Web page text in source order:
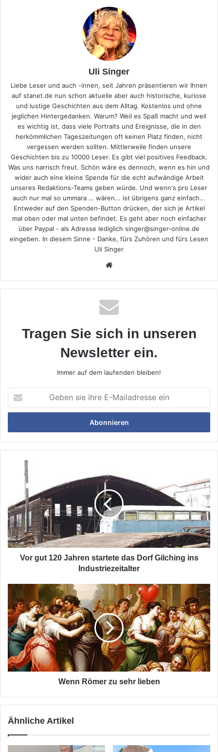
Uli Singer
Liebe Leser und auch -innen, seit Jahren präsentieren wir Ihnen
auf stanet.de nun schon aktuelle aber auch historische, kuriose
und lustige Geschichten aus dem Alltag. Kostenlos und ohne
jeglichen Hintergedanken. Warum? Weil es Spaß macht und weil
es wichtig ist, dass viele Portraits und Ereignisse, die in den
herkömmlichen Tageszeitungen oft keinen Platz finden, nicht
vergessen werden sollten. Mittlerweile finden unsere
Geschichten bis zu 10000 Leser. Es gibt viel positives Feedback.
Was uns narrisch freut. Schön wäre es dennoch, wenn es hin und
wider auch eine kleine Spende für die echt aufwändige Arbeit
unseres Redaktions-Teams geben würde. Und wenn's pro Leser
auch nur mal so ummara … wären... ist übrigens ganz einfach...
Entweder auf den Spenden-Button drücken, der sich je Artikel
mal oben oder mal unten befindet. Es geht aber noch einfacher
über Paypal - als Adresse lediglich singer@singer-online.de
eingeben. In diesem Sinne - Danke, fürs Zuhören und fürs Lesen
Uli Singer
Tragen Sie sich in unseren
Newsletter ein.
Immer auf dem laufenden bleiben!
sie
ihre
Mailadresse
ein
Jahren
startete
das
Dorf
Gilching
ins
Industriezeitalter
Vor gut 120 Jahren startete das Dorf Gilching ins
Industriezeitalter
Wenn
Römer
zu
sehr
lieben
Wenn Römer zu sehr lieben
Ähnliche Artikel